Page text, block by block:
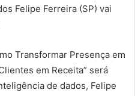
Felipe Ferreira (SP) vai
Transformar Presença em
em Receita” será
de dados, Felipe